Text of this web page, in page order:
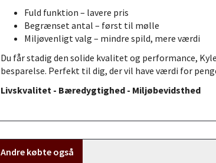
Fuld funktion – lavere pris
Begrænset antal – først til mølle
Miljøvenligt valg – mindre spild, mere værdi
Du får stadig den solide kvalitet og performance,
besparelse. Perfekt til dig, der vil have værdi for
Livskvalitet - Bæredygtighed - Miljøbevidsthed
Andre købte også